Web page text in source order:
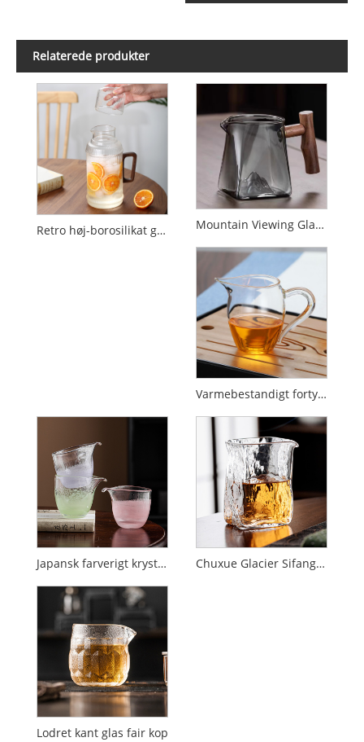
Relaterede produkter
Retro høj-borosilikat glas juice og te kande Mountain Viewing Glass Fair Cup
Varmebestandigt fortykket glas Fair Cup
Japansk farverigt krystalglas Chuxue Glacier Sifang Fair Cup
Lodret kant glas fair kop